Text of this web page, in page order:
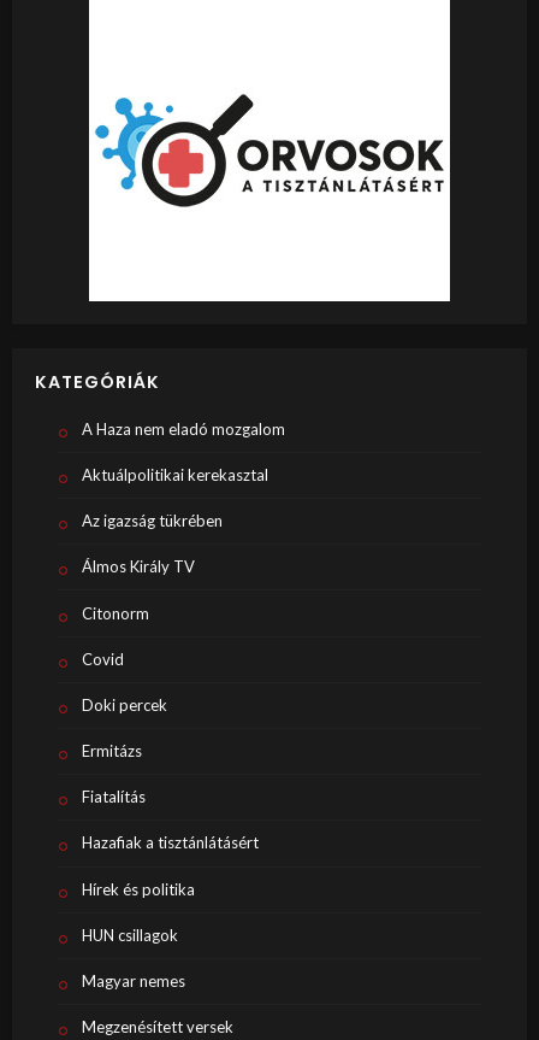
KATEGÓRIÁK
A Haza nem eladó mozgalom
Aktuálpolitikai kerekasztal
Az igazság tükrében
Álmos Király TV
Citonorm
Covid
Doki percek
Ermitázs
Fiatalítás
Hazafiak a tisztánlátásért
Hírek és politika
HUN csillagok
Magyar nemes
Megzenésített versek